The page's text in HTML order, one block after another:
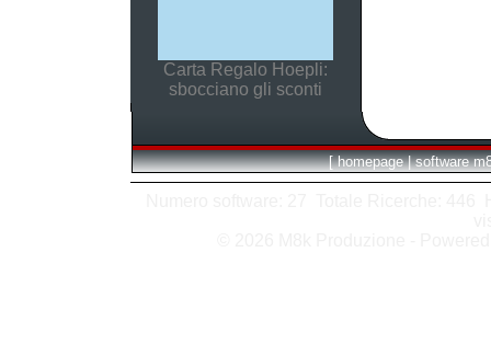
Carta Regalo Hoepli:
sbocciano gli sconti
[ homepage | software